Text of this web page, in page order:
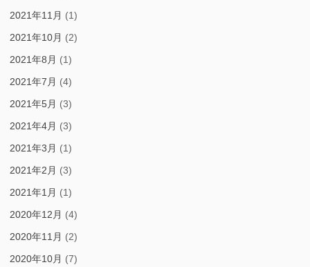
2021年11月 (1)
2021年10月 (2)
2021年8月 (1)
2021年7月 (4)
2021年5月 (3)
2021年4月 (3)
2021年3月 (1)
2021年2月 (3)
2021年1月 (1)
2020年12月 (4)
2020年11月 (2)
2020年10月 (7)